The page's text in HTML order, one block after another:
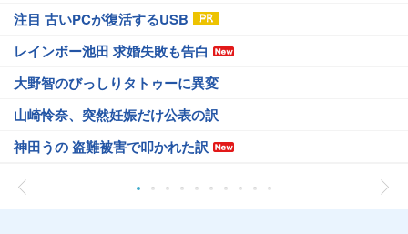
注目 古いPCが復活するUSB
レインボー池田 求婚失敗も告白
大野智のびっしりタトゥーに異変
山崎怜奈、突然妊娠だけ公表の訳
神田うの 盗難被害で叩かれた訳